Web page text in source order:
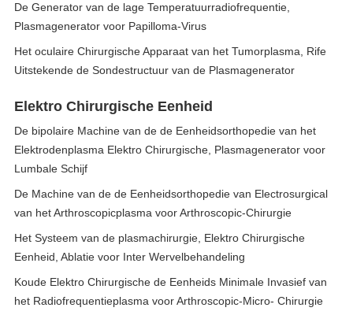
De Generator van de lage Temperatuurradiofrequentie,
Plasmagenerator voor Papilloma-Virus
Het oculaire Chirurgische Apparaat van het Tumorplasma, Rife
Uitstekende de Sondestructuur van de Plasmagenerator
Elektro Chirurgische Eenheid
De bipolaire Machine van de de Eenheidsorthopedie van het
Elektrodenplasma Elektro Chirurgische, Plasmagenerator voor
Lumbale Schijf
De Machine van de de Eenheidsorthopedie van Electrosurgical
van het Arthroscopicplasma voor Arthroscopic-Chirurgie
Het Systeem van de plasmachirurgie, Elektro Chirurgische
Eenheid, Ablatie voor Inter Wervelbehandeling
Koude Elektro Chirurgische de Eenheids Minimale Invasief van
het Radiofrequentieplasma voor Arthroscopic-Micro- Chirurgie